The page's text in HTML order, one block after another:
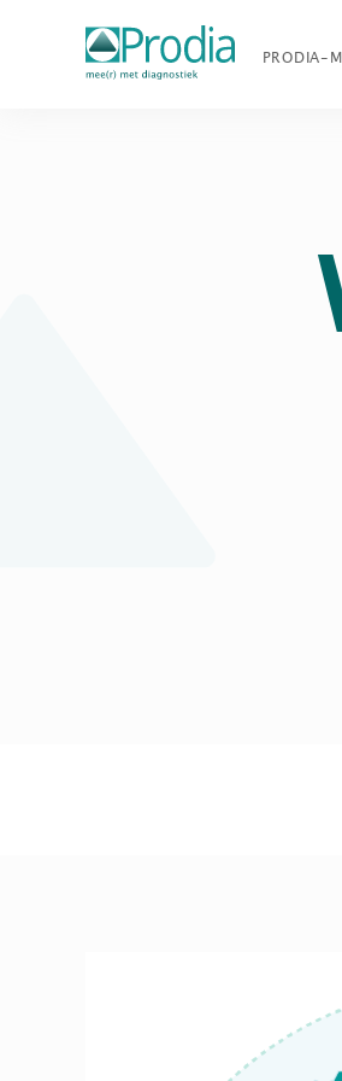
PRODIA-